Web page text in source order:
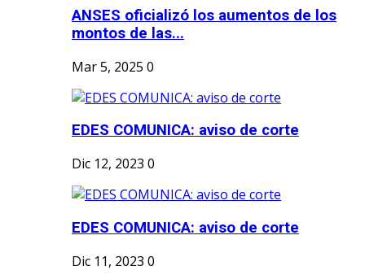
ANSES oficializó los aumentos de los
montos de las...
Mar 5, 2025 0
EDES COMUNICA: aviso de corte
Dic 12, 2023 0
EDES COMUNICA: aviso de corte
Dic 11, 2023 0